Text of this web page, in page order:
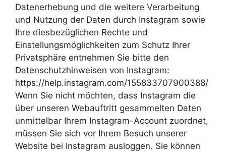
Datenerhebung und die weitere Verarbeitung
und Nutzung der Daten durch Instagram sowie
Ihre diesbezüglichen Rechte und
Einstellungsmöglichkeiten zum Schutz Ihrer
Privatsphäre entnehmen Sie bitte den
Datenschutzhinweisen von Instagram:
https://help.instagram.com/155833707900388/
Wenn Sie nicht möchten, dass Instagram die
über unseren Webauftritt gesammelten Daten
unmittelbar Ihrem Instagram-Account zuordnet,
müssen Sie sich vor Ihrem Besuch unserer
Website bei Instagram ausloggen. Sie können